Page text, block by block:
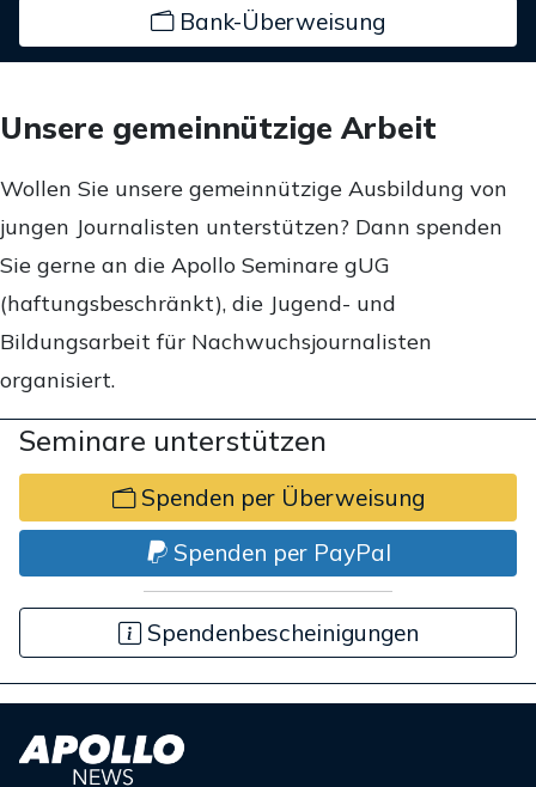
Bank-Überweisung
Unsere gemeinnützige Arbeit
Wollen Sie unsere gemeinnützige Ausbildung von
jungen Journalisten unterstützen? Dann spenden
Sie gerne an die Apollo Seminare gUG
(haftungsbeschränkt), die Jugend- und
Bildungsarbeit für Nachwuchsjournalisten
organisiert.
Seminare unterstützen
Spenden per Überweisung
Spenden per PayPal
Spendenbescheinigungen